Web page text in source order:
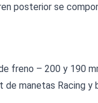
posterior se
freno – 200 y 190
manetas Racing